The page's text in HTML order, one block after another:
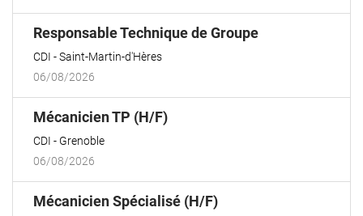
Responsable Technique de Groupe(Nouvelle
CDI
Saint-Martin-d'Hères
06/08/2026
Mécanicien TP (H/F)(Nouvelle
CDI
Grenoble
06/08/2026
Mécanicien Spécialisé (H/F)(Nouvelle